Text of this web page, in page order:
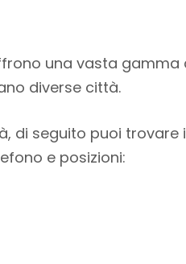
una vasta gamma
diverse città.
di seguito puoi trovare
e posizioni: